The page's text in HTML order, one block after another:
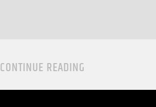
CONTINUE READING